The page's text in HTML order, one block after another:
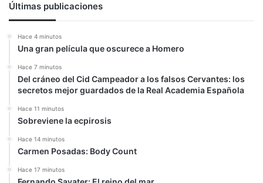
Últimas publicaciones
Hace 4 minutos
Una gran película que oscurece a Homero
Hace 7 minutos
Del cráneo del Cid Campeador a los falsos Cervantes: los
secretos mejor guardados de la Real Academia Española
Hace 11 minutos
Sobreviene la ecpirosis
Hace 14 minutos
Carmen Posadas: Body Count
Hace 17 minutos